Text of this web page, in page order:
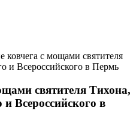
ковчега с мощами святителя
и Всероссийского в Пермь
святителя Тихона,
Всероссийского в